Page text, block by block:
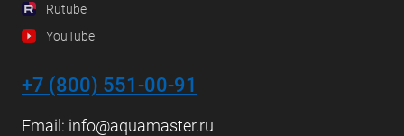
Rutube
YouTube
+7 (800) 551-00-91
Email: info@aquamaster.ru